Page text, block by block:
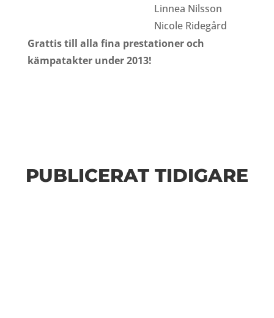
Linnea Nilsson
Nicole Ridegård
Grattis till alla fina prestationer och
kämpatakter under 2013!
PUBLICERAT TIDIGARE